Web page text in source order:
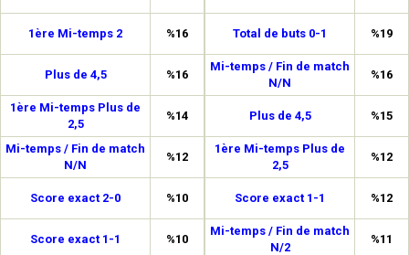
1ère Mi-temps 2 %16
Plus de 4,5 %16
1ère Mi-temps Plus de
2,5
%14
Mi-temps / Fin de match
N/N
%12
Score exact 2-0 %10
Score exact 1-1 %10
Total de buts 0-1 %19
Mi-temps / Fin de match
N/N
%16
Plus de 4,5 %15
1ère Mi-temps Plus de
2,5
%12
Score exact 1-1 %12
Mi-temps / Fin de match
N/2
%11